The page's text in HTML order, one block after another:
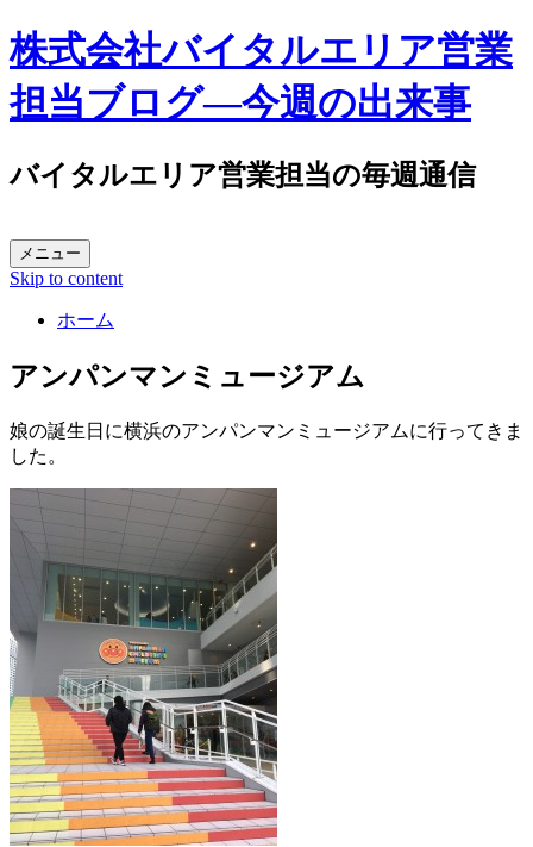
株式会社バイタルエリア営業
担当ブログ―今週の出来事
バイタルエリア営業担当の毎週通信
メニュー
Skip to content
ホーム
アンパンマンミュージアム
娘の誕生日に横浜のアンパンマンミュージアムに行ってきま
した。